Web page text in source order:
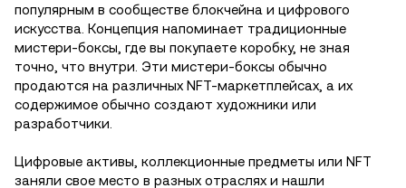
популярным в сообществе блокчейна и цифрового
искусства. Концепция напоминает традиционные
мистери-боксы, где вы покупаете коробку, не зная
точно, что внутри. Эти мистери-боксы обычно
продаются на различных NFT-маркетплейсах, а их
содержимое обычно создают художники или
разработчики.
Цифровые активы, коллекционные предметы или NFT
заняли свое место в разных отраслях и нашли